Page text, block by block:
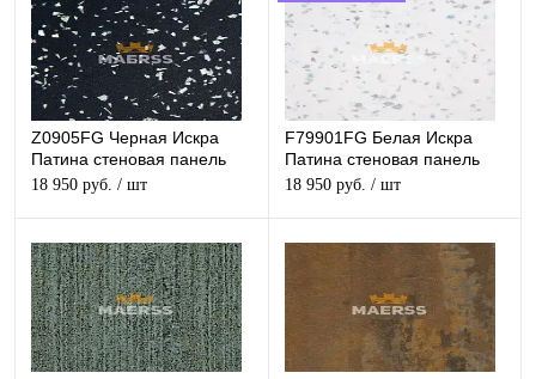
Z0905FG Черная Искра
Патина стеновая панель
Duropal
18 950 руб. / шт
F79901FG Белая Искра
Патина стеновая панель
Duropal
18 950 руб. / шт